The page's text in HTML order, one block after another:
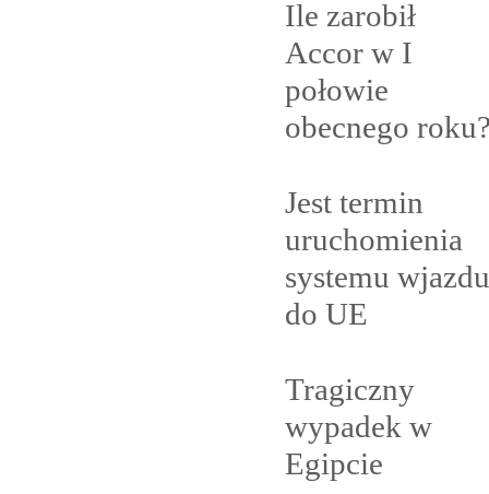
Ile zarobił
Accor w I
połowie
obecnego
Jest termin
uruchomienia
systemu wjazdu
do UE
Tragiczny
wypadek w
Egipcie